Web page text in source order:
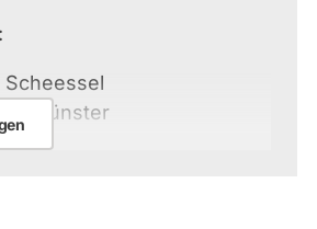
Scheessel
nebenbei studiert